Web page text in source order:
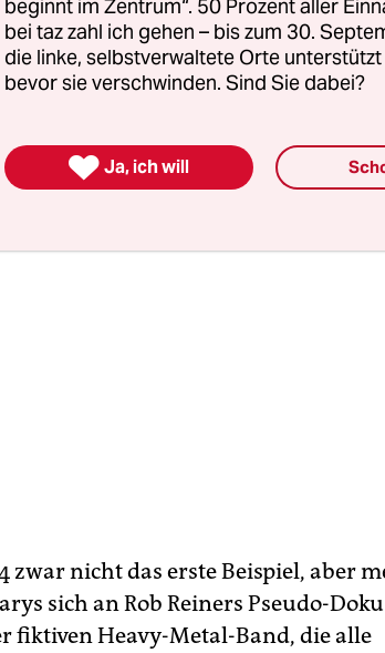
dokumentiere die Realität.
vermeintlichen Authentizität einem
Menschen sind Darsteller*innen –
zwar nicht das erste Beispiel, aber
sich an Rob Reiners Pseudo-
fiktiven Heavy-Metal-Band, die alle
beginnt im Zentrum“. 50 Prozent aller
bei taz zahl ich gehen – bis zum 30.
die linke, selbstverwaltete Orte
bevor sie verschwinden. Sind Sie dabei?
 Ja, ich will